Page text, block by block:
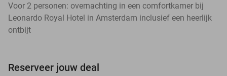
Voor 2 personen: overnachting in een comfortkamer bij
Leonardo Royal Hotel in Amsterdam inclusief een heerlijk
ontbijt
Reserveer jouw deal